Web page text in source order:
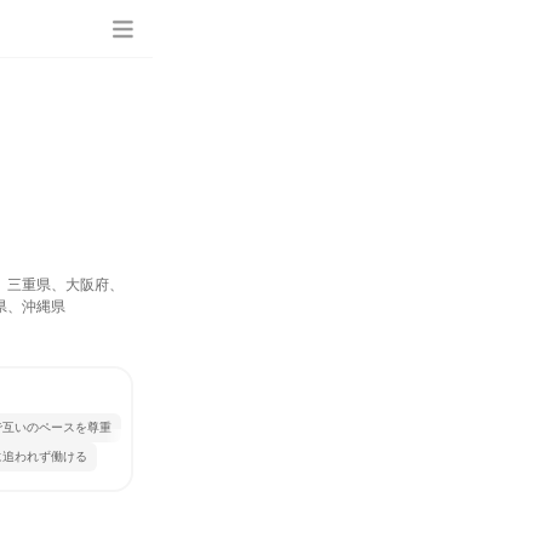
重県、大阪府、
、沖縄県
いのペースを尊重
われず働ける